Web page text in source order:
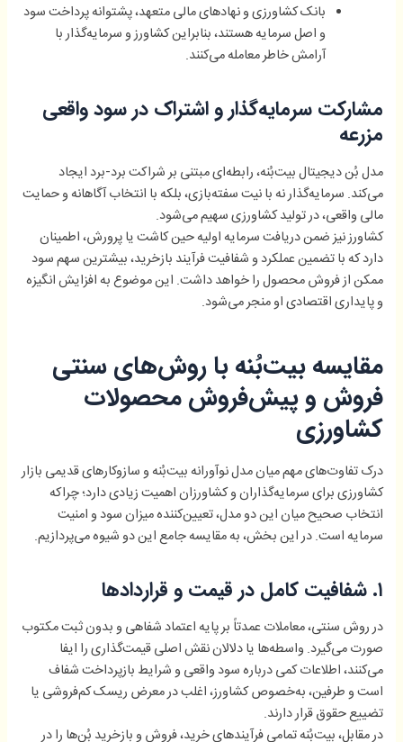
بانک کشاورزی و نهادهای مالی متعهد، پشتوانه پرداخت سود
و اصل سرمایه هستند، بنابراین کشاورز و سرمایه‌گذار با
آرامش خاطر معامله می‌کنند.
مشارکت سرمایه‌گذار و اشتراک در سود واقعی
مزرعه
مدل بُن دیجیتال بیت‌بُنه، رابطه‌ای مبتنی بر شراکت برد-برد ایجاد
می‌کند. سرمایه‌گذار نه با نیت سفته‌بازی، بلکه با انتخاب آگاهانه و حمایت
مالی واقعی، در تولید کشاورزی سهیم می‌شود.
کشاورز نیز ضمن دریافت سرمایه اولیه حین کاشت یا پرورش، اطمینان
دارد که با تضمین عملکرد و شفافیت فرآیند بازخرید، بیشترین سهم سود
ممکن از فروش محصول را خواهد داشت. این موضوع به افزایش انگیزه
و پایداری اقتصادی او منجر می‌شود.
مقایسه بیت‌بُنه با روش‌های سنتی
فروش و پیش‌فروش محصولات
کشاورزی
درک تفاوت‌های مهم میان مدل نوآورانه بیت‌بُنه و سازوکارهای قدیمی بازار
کشاورزی برای سرمایه‌گذاران و کشاورزان اهمیت زیادی دارد؛ چراکه
انتخاب صحیح میان این دو مدل، تعیین‌کننده میزان سود و امنیت
سرمایه است. در این بخش، به مقایسه جامع این دو شیوه می‌پردازیم.
۱. شفافیت کامل در قیمت و قراردادها
در روش سنتی، معاملات عمدتاً بر پایه اعتماد شفاهی و بدون ثبت مکتوب
صورت می‌گیرد. واسطه‌ها یا دلالان نقش اصلی قیمت‌گذاری را ایفا
می‌کنند، اطلاعات کمی درباره سود واقعی و شرایط بازپرداخت شفاف
است و طرفین، به‌خصوص کشاورز، اغلب در معرض ریسک کم‌فروشی یا
تضییع حقوق قرار دارند.
در مقابل، بیت‌بُنه تمامی فرآیندهای خرید، فروش و بازخرید بُن‌ها را در